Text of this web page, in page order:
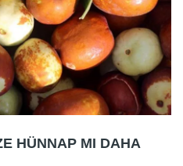
HÜNNAP MI DAHA